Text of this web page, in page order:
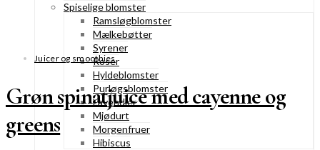
Spiselige blomster
Ramsløgblomster
Mælkebøtter
Syrener
Roser
Hyldeblomster
Purløgsblomster
Lavendler
Mjødurt
Morgenfruer
Hibiscus
Juicer og smoothies
Grøn spinatjuice med cayenne og
greens